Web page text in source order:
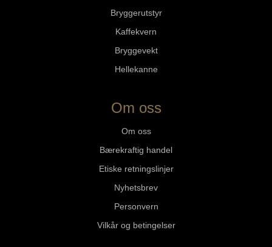
Bryggerutstyr
Kaffekvern
Bryggevekt
Hellekanne
Om oss
Om oss
Bærekraftig handel
Etiske retningslinjer
Nyhetsbrev
Personvern
Vilkår og betingelser